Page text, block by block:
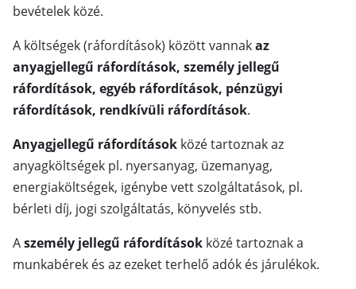
bevételek közé.
A költségek (ráfordítások) között vannakaz
anyagjellegű ráfordítások, személy jellegű
ráfordítások, egyéb ráfordítások, pénzügyi
ráfordítások, rendkívüli ráfordítások.
Anyagjellegű ráfordítások közé tartoznak az
anyagköltségek pl. nyersanyag, üzemanyag,
energiaköltségek, igénybe vett szolgáltatások, pl.
bérleti díj, jogi szolgáltatás, könyvelés stb.
Aszemély jellegű ráfordítások közé tartoznak a
munkabérek és az ezeket terhelő adók és járulékok.